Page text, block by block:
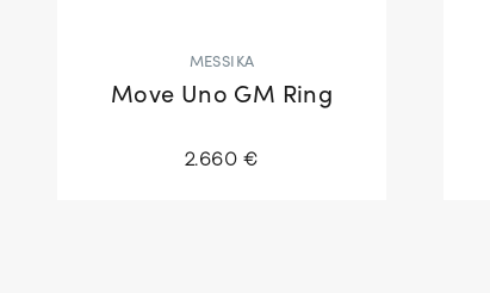
MESSIKA
Move Uno GM Ring
2.660 €